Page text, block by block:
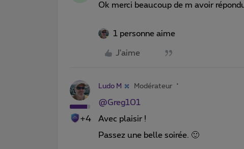
Ok merci beaucoup de m avoir
1 personne aime
J'aime
+4
Ludo M Modérateur
@Greg101
Avec plaisir !
Passez une belle soirée. 🙂